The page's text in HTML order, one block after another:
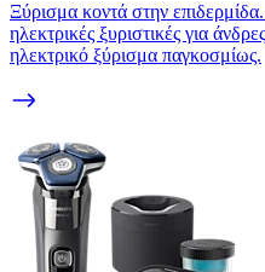
Ξύρισμα κοντά στην
ηλεκτρικές ξυριστικές για
ηλεκτρικό ξύρισμα παγκοσμίως.